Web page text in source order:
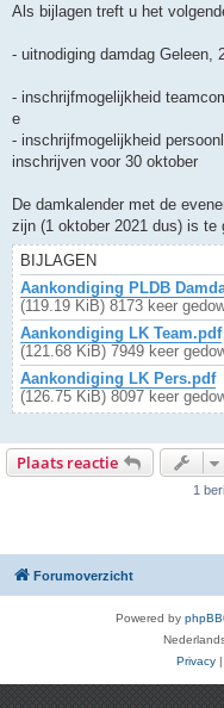
r
h
Als bijlagen treft u het
- uitnodiging damdag Geleen,
- inschrijfmogelijkheid
e
- inschrijfmogelijkheid
inschrijven voor 30 oktober
De damkalender met de
zijn (1 oktober 2021 dus) is te
BIJLAGEN
Aankondiging PLDB
(119.19 KiB) 8173 keer
Aankondiging LK Team.pdf
(121.68 KiB) 7949 keer
Aankondiging LK Pers.pdf
(126.75 KiB) 8097 keer
Plaats reactie
1
Forumoverzicht
Powered by phpBB
Privacy |